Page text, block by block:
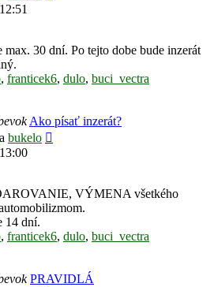
30 dní. Po tejto dobe bude inzerát
, franticek6, dulo, buci_vectra
Ako písať inzerát?
bukelo
VÝMENA všetkého
14 dní.
, franticek6, dulo, buci_vectra
PRAVIDLÁ